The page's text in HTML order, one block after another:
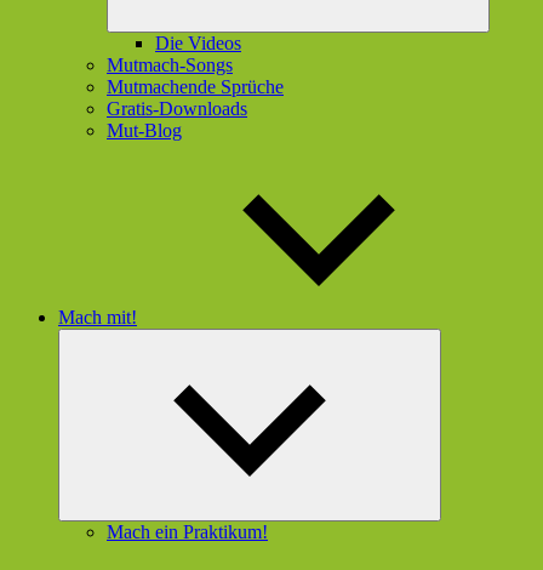
Die Videos
Mutmach-Songs
Mutmachende Sprüche
Gratis-Downloads
Mut-Blog
Mach mit!
Mach ein Praktikum!